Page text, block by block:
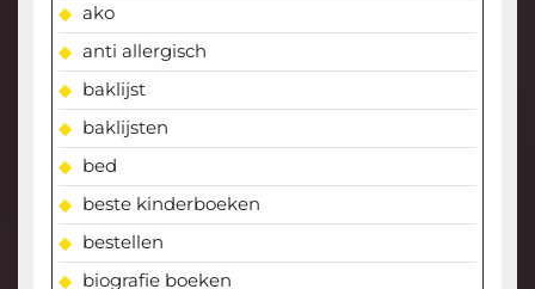
ako
anti allergisch
baklijst
baklijsten
bed
beste kinderboeken
bestellen
biografie boeken